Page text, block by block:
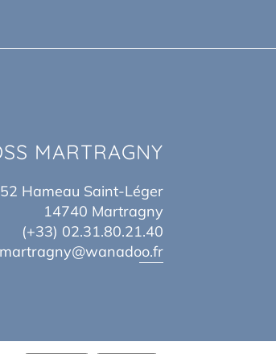
MARTRAGNY
52 Hameau Saint-Léger
14740 Martragny
(+33) 02.31.80.21.40